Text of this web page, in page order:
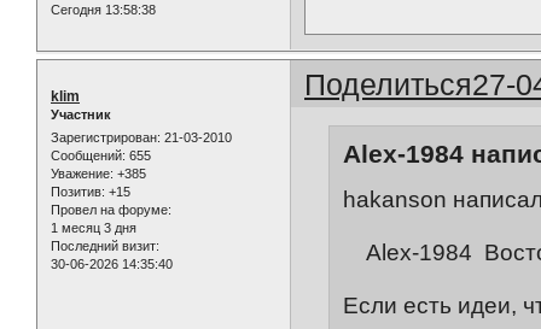
Сегодня 13:58:38
Поделиться27-
klim
Участник
Зарегистрирован: 21-03-2010
Сообщений: 655
Уважение: +385
Позитив: +15
Провел на форуме:
1 месяц 3 дня
Последний визит:
30-06-2026 14:35:40
Alex-1984
hakanson
Alex-1984
Если есть идеи,